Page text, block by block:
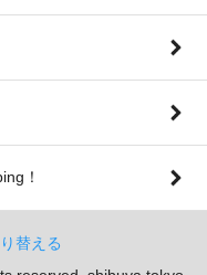
！
替える